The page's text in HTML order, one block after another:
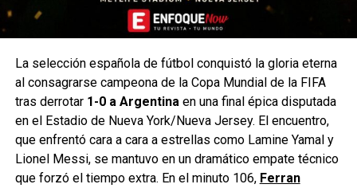
La selección española de fútbol conquistó la gloria eterna
al consagrarse campeona de la Copa Mundial de la FIFA
tras derrotar 1-0 a Argentinaen una final épica disputada
en el Estadio de Nueva York/Nueva Jersey. El encuentro,
que enfrentó cara a cara a estrellas como Lamine Yamal y
Lionel Messi, se mantuvo en un dramático empate técnico
que forzó el tiempo extra. En el minuto 106, Ferran